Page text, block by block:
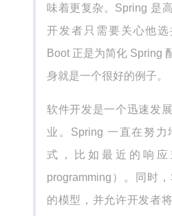
味着更复杂。Spring 是
开发者只需要关心他选
Boot 正是为简化 Spring
身就是一个很好的例子。
软件开发是一个迅速发
业。Spring 一直在努
式，比如最近的响应
programming）。同时
的模型，并允许开发者